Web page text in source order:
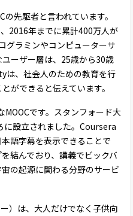
先駆者と言われています。
2016年までに累計400万人が
グラミンやコンピューターサ
ーザー層は、25歳から30歳
は、社会人のための教育を行
ができると伝えています。
です。スタンフォード大
に設立されました。Coursera
語字幕を表示できることで
結んでおり、講義でビックバ
の起源に関わる分野のサービ
）は、大人だけでなく子供向